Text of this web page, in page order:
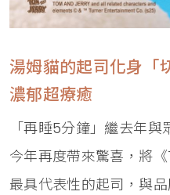
湯姆貓的起司化身
濃郁超療癒
「再睡5分鐘」繼去年
今年再度帶來驚喜，將
最具代表性的起司，與品